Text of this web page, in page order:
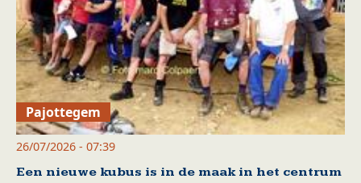
Pajottegem
26/07/2026 - 07:39
Een nieuwe kubus is in de maak in het centrum